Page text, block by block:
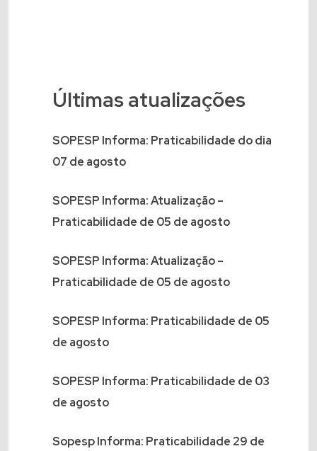
Últimas atualizações
SOPESP Informa: Praticabilidade do dia
07 de agosto
SOPESP Informa: Atualização –
Praticabilidade de 05 de agosto
SOPESP Informa: Atualização –
Praticabilidade de 05 de agosto
SOPESP Informa: Praticabilidade de 05
de agosto
SOPESP Informa: Praticabilidade de 03
de agosto
Sopesp Informa: Praticabilidade 29 de